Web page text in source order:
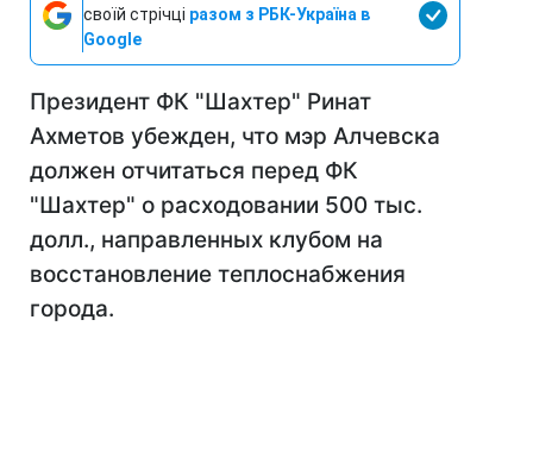
своїй стрічці разом з РБК-Україна в
Google
Президент ФК "Шахтер" Ринат
Ахметов убежден, что мэр Алчевска
должен отчитаться перед ФК
"Шахтер" о расходовании 500 тыс.
долл., направленных клубом на
восстановление теплоснабжения
города.